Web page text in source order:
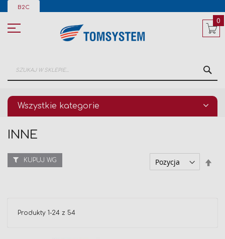
Przejdź
B2C
0
Wszystkie kategorie
INNE
Produkty 1-24 z 54
KUPUJ WG